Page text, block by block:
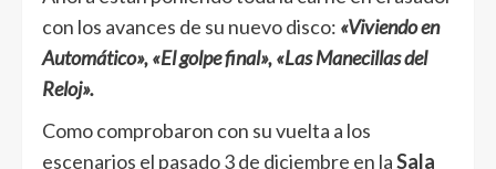
con los avances de su nuevo disco: «Viviendo en
Automático»,«El golpe final»,«Las Manecillas del
Reloj».
Como comprobaron con su vuelta a los
escenarios el pasado 3 de diciembre en laSala